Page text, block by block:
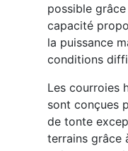
possible
capacité
la puissance
conditions
Les courroies
sont conçues
de tonte
terrains grâce